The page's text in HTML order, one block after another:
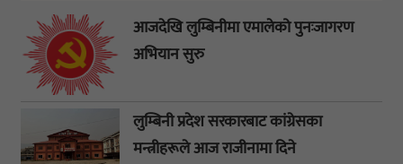
आजदेखि लुम्बिनीमा एमालेको पुनःजागरण
अभियान सुरु
लुम्बिनी प्रदेश सरकारबाट कांग्रेसका
मन्त्रीहरूले आज राजीनामा दिने